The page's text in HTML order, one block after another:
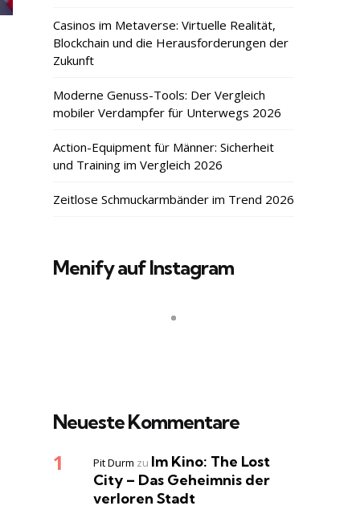
Casinos im Metaverse: Virtuelle Realität,
Blockchain und die Herausforderungen der
Zukunft
Moderne Genuss-Tools: Der Vergleich
mobiler Verdampfer für Unterwegs 2026
Action-Equipment für Männer: Sicherheit
und Training im Vergleich 2026
Zeitlose Schmuckarmbänder im Trend 2026
Menify auf Instagram
Neueste Kommentare
Pit Durm zu Im Kino: The Lost
City – Das Geheimnis der
verloren Stadt